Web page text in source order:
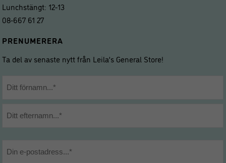
Lunchstängt: 12-13
08-667 61 27
PRENUMERERA
Ta del av senaste nytt från Leila’s General Store!